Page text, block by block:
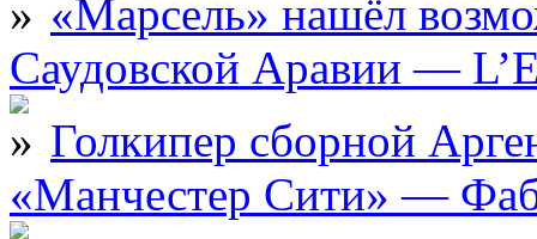
«Марсель» нашёл
Саудовской Аравии —
Голкипер сборной
«Манчестер Сити» —